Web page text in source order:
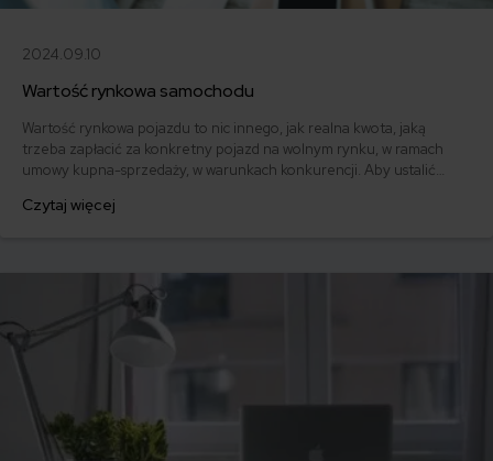
2024.09.10
Wartość rynkowa samochodu
Wartość rynkowa pojazdu to nic innego, jak realna kwota, jaką
trzeba zapłacić za konkretny pojazd na wolnym rynku, w ramach
umowy kupna-sprzedaży, w warunkach konkurencji. Aby ustalić
warunki, jak np. strony umowy działają rozsądnie, niezależnie, a
Czytaj więcej